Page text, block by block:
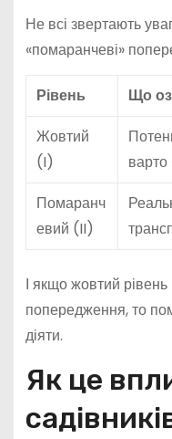
Не всі звертають
«помаранчеві»
Рівень
Що
Жовтий
(I)
Помаранч
евий (II)
І якщо жовтий
попередження, то
діяти.
Як це